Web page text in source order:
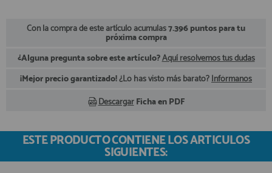
Con la compra de este artículo acumulas7.396 puntos para tu
próxima compra
¿Alguna pregunta sobre este artículo?Aquí resolvemos tus dudas
¡Mejor precio garantizado!¿Lo has visto más barato?Infórmanos
Descargar Ficha en PDF
ESTE PRODUCTO CONTIENE LOS ARTICULOS
SIGUIENTES: